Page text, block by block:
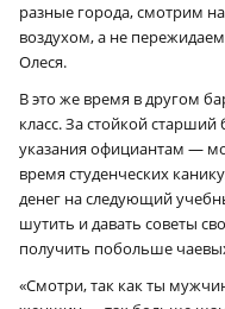
разные города, смотрим
воздухом, а не
Олеся.
В это же время в другом
класс. За стойкой
указания официантам —
время студенческих
денег на следующий
шутить и давать советы
получить побольше
«Смотри, так как ты